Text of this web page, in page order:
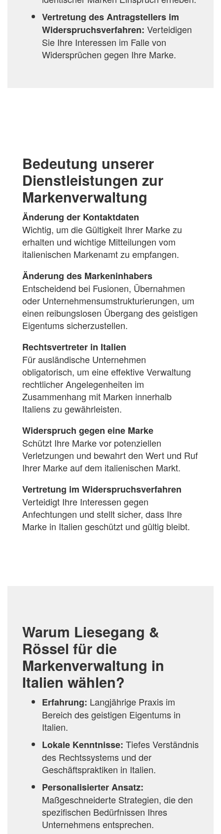
Vertretung des Antragstellers im
Widerspruchsverfahren: Verteidigen
Sie Ihre Interessen im Falle von
Widersprüchen gegen Ihre Marke.
Bedeutung unserer
Dienstleistungen zur
Markenverwaltung
Änderung der Kontaktdaten
Wichtig, um die Gültigkeit Ihrer Marke zu
erhalten und wichtige Mitteilungen vom
italienischen Markenamt zu empfangen.
Änderung des Markeninhabers
Entscheidend bei Fusionen, Übernahmen
oder Unternehmensumstrukturierungen, um
einen reibungslosen Übergang des geistigen
Eigentums sicherzustellen.
Rechtsvertreter in Italien
Für ausländische Unternehmen
obligatorisch, um eine effektive Verwaltung
rechtlicher Angelegenheiten im
Zusammenhang mit Marken innerhalb
Italiens zu gewährleisten.
Widerspruch gegen eine Marke
Schützt Ihre Marke vor potenziellen
Verletzungen und bewahrt den Wert und Ruf
Ihrer Marke auf dem italienischen Markt.
Vertretung im Widerspruchsverfahren
Verteidigt Ihre Interessen gegen
Anfechtungen und stellt sicher, dass Ihre
Marke in Italien geschützt und gültig bleibt.
Warum Liesegang &
Rössel für die
Markenverwaltung in
Italien wählen?
Erfahrung: Langjährige Praxis im
Bereich des geistigen Eigentums in
Italien.
Lokale Kenntnisse: Tiefes Verständnis
des Rechtssystems und der
Geschäftspraktiken in Italien.
Personalisierter Ansatz:
Maßgeschneiderte Strategien, die den
spezifischen Bedürfnissen Ihres
Unternehmens entsprechen.